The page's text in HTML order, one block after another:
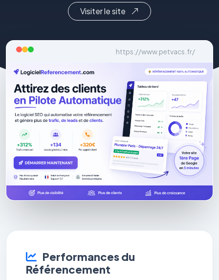
Visiter le site
https://www.petvacs.fr/
Performances du
Référencement